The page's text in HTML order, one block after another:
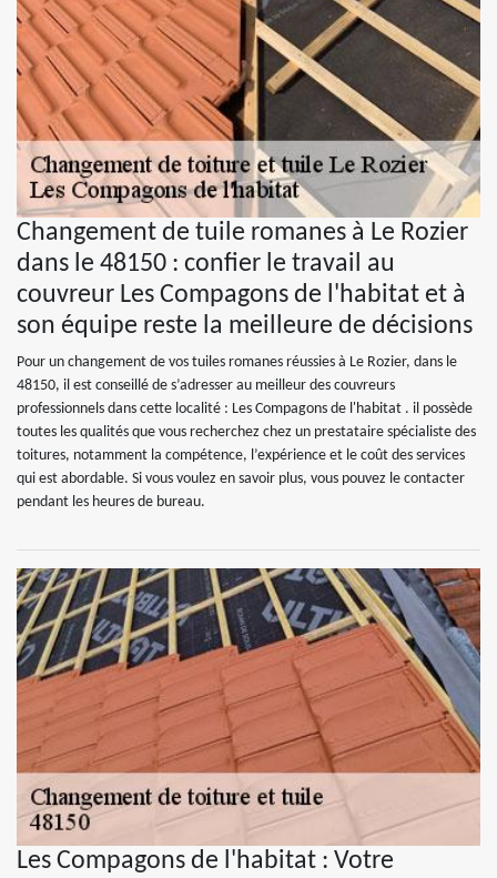
Changement de tuile romanes à Le Rozier
dans le 48150 : confier le travail au
couvreur Les Compagons de l'habitat et à
son équipe reste la meilleure de décisions
Pour un changement de vos tuiles romanes réussies à Le Rozier, dans le
48150, il est conseillé de s’adresser au meilleur des couvreurs
professionnels dans cette localité : Les Compagons de l'habitat . il possède
toutes les qualités que vous recherchez chez un prestataire spécialiste des
toitures, notamment la compétence, l’expérience et le coût des services
qui est abordable. Si vous voulez en savoir plus, vous pouvez le contacter
pendant les heures de bureau.
Les Compagons de l'habitat : Votre